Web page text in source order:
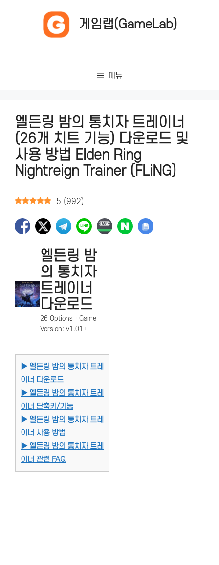
게임랩(GameLab)
메뉴
엘든링 밤의 통치자 트레이너
(26개 치트 기능) 다운로드 및
사용 방법 Elden Ring
Nightreign Trainer (FLiNG)
5 ( 992)
엘든링 밤
의 통치자
트레이너
다운로드
26 Options · Game
Version: v1.01+
▶ 엘든링 밤의 통치자 트레
이너 다운로드
▶ 엘든링 밤의 통치자 트레
이너 단축키/기능
▶ 엘든링 밤의 통치자 트레
이너 사용 방법
▶ 엘든링 밤의 통치자 트레
이너 관련 FAQ